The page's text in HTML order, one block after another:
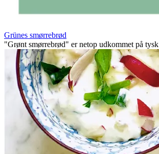
Grünes smørrebrød
"Grønt smørrebrød" er netop udkommet på tysk